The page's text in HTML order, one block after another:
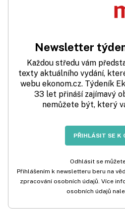
Newsletter
Každou středu vám
texty aktuálního vydání,
webu ekonom.cz. Týdeník
33 let přináší zajímavý
nemůžete být, který
PŘIHLÁSIT SE K
Odhlásit se
Přihlášením k newsletteru beru na
zpracování osobních údajů. Více
osobních údajů